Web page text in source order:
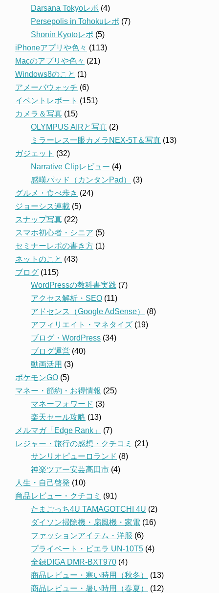
Darsana Tokyoレポ (4)
Persepolis in Tohokuレポ (7)
Shōnin Kyotoレポ (5)
iPhoneアプリや色々 (113)
Macのアプリや色々 (21)
Windows8のこと (1)
アメーバウォッチ (6)
イベントレポート (151)
カメラ＆写真 (15)
OLYMPUS AIRと写真 (2)
ミラーレス一眼カメラNEX-5T＆写真 (13)
ガジェット (32)
Narrative Clipレビュー (4)
感嘆パッド（カンタンPad）
(3)
グルメ・食べ歩き (24)
ジョーシス連載 (5)
スナップ写真 (22)
スマホ初心者・シニア (5)
セミナーレポの書き方 (1)
ネットのこと (43)
ブログ (115)
WordPressの教科書実践 (7)
アクセス解析・SEO (11)
アドセンス（Google AdSense）
(8)
アフィリエイト・マネタイズ (19)
ブログ・WordPress (34)
ブログ運営 (40)
動画活用 (3)
ポケモンGO (5)
マネー・節約・お得情報 (25)
マネーフォワード (3)
楽天セール攻略 (13)
メルマガ「Edge Rank」
(7)
レジャー・旅行の感想・クチコミ (21)
サンリオピューロランド (8)
神楽ツアー安芸高田市 (4)
人生・自己啓発 (10)
商品レビュー・クチコミ (91)
たまごっち4U TAMAGOTCHI 4U (2)
ダイソン掃除機・扇風機・家電 (16)
ファッションアイテム・洋服 (6)
プライベート・ビエラ UN-10T5 (4)
全録DIGA DMR-BXT970 (4)
商品レビュー・寒い時用（秋冬）
(13)
商品レビュー・暑い時用（春夏）
(12)